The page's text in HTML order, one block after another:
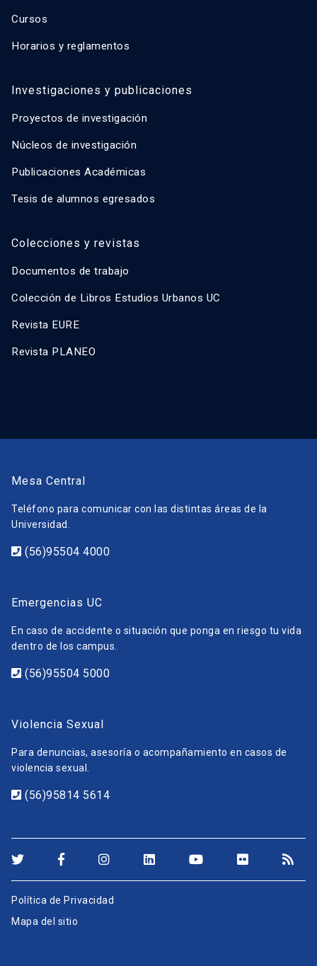
Cursos
Horarios y reglamentos
Investigaciones y publicaciones
Proyectos de investigación
Núcleos de investigación
Publicaciones Académicas
Tesis de alumnos egresados
Colecciones y revistas
Documentos de trabajo
Colección de Libros Estudios Urbanos UC
Revista EURE
Revista PLANEO
Mesa Central
Teléfono para comunicar con las distintas áreas de la
Universidad.
(56)95504 4000
Emergencias UC
En caso de accidente o situación que ponga en riesgo tu vida
dentro de los campus.
(56)95504 5000
Violencia Sexual
Para denuncias, asesoría o acompañamiento en casos de
violencia sexual.
(56)95814 5614
Política de Privacidad
Mapa del sitio